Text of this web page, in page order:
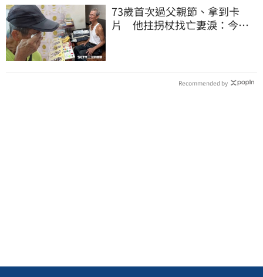
73歲首次過父親節、拿到卡
片 他拄拐杖找亡妻淚：今天
Recommended by